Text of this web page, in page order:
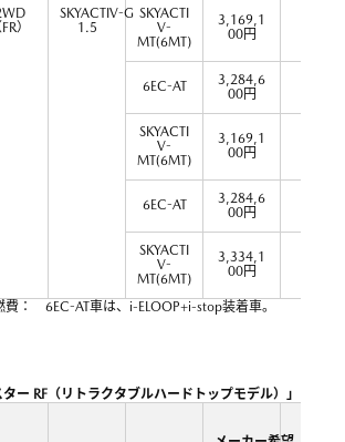
FR）
SKYACTIV-G
1.5
SKYACTI
V-
MT(6MT)
3,169,1
00円
6EC-AT
3,284,6
00円
SKYACTI
V-
MT(6MT)
3,169,1
00円
6EC-AT
3,284,6
00円
SKYACTI
V-
MT(6MT)
3,334,1
00円
費： 6EC-AT車は、i-ELOOP+i-stop装着車。
ター RF（リトラクタブルハードトップモデル）」